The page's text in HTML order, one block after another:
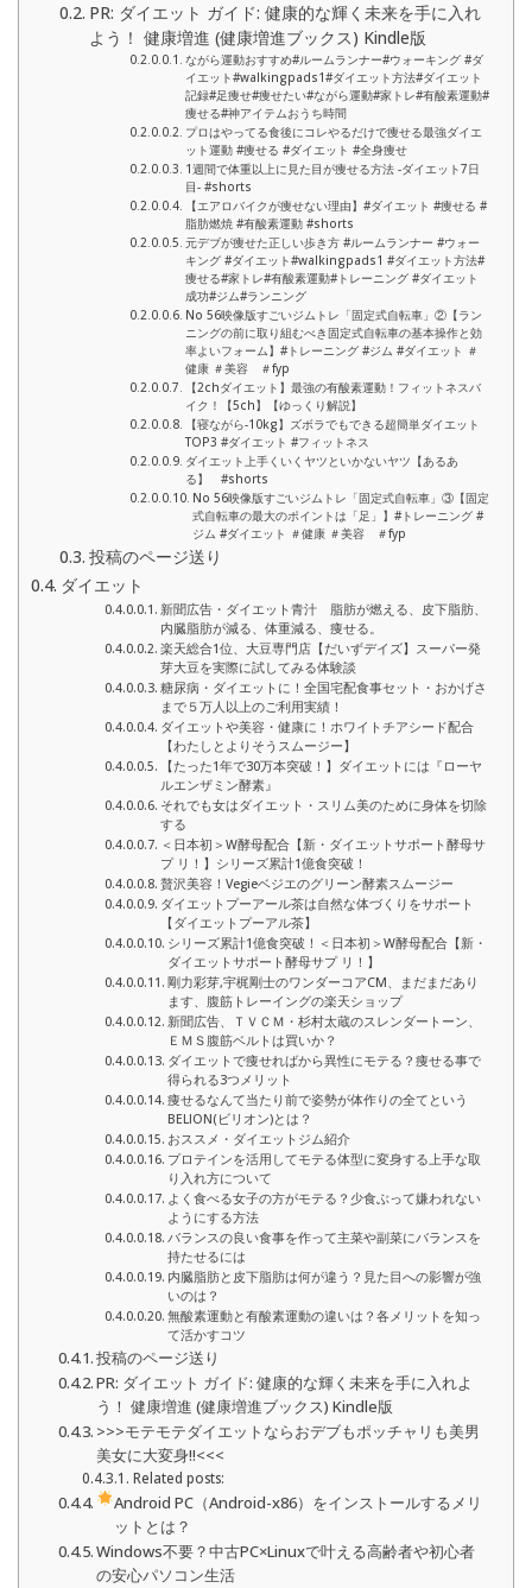
PR: ダイエット ガイド: 健康的な輝く未来を手に入れ
よう！ 健康増進 (健康増進ブックス) Kindle版
ながら運動おすすめ#ルームランナー#ウォーキング #ダ
イエット#walkingpads1#ダイエット方法#ダイエット
記録#足痩せ#痩せたい#ながら運動#家トレ#有酸素運動#
痩せる#神アイテムおうち時間
プロはやってる食後にコレやるだけで痩せる最強ダイエ
ット運動 #痩せる #ダイエット #全身痩せ
1週間で体重以上に見た目が痩せる方法 -ダイエット7日
目- #shorts
【エアロバイクが痩せない理由】#ダイエット #痩せる #
脂肪燃焼 #有酸素運動 #shorts
元デブが痩せた正しい歩き方 #ルームランナー #ウォー
キング #ダイエット#walkingpads1 #ダイエット方法#
痩せる#家トレ#有酸素運動#トレーニング #ダイエット
成功#ジム#ランニング
No 56映像版すごいジムトレ「固定式自転車」②【ラン
ニングの前に取り組むべき固定式自転車の基本操作と効
率よいフォーム】#トレーニング #ジム #ダイエット ＃
健康 ＃美容 ＃fyp
【2chダイエット】最強の有酸素運動！フィットネスバ
イク！【5ch】【ゆっくり解説】
【寝ながら-10kg】ズボラでもできる超簡単ダイエット
TOP3 #ダイエット #フィットネス
ダイエット上手くいくヤツといかないヤツ【あるあ
る】 #shorts
No 56映像版すごいジムトレ「固定式自転車」③【固定
式自転車の最大のポイントは「足」】#トレーニング #
ジム #ダイエット ＃健康 ＃美容 ＃fyp
投稿のページ送り
ダイエット
新聞広告・ダイエット青汁 脂肪が燃える、皮下脂肪、
内臓脂肪が減る、体重減る、痩せる。
楽天総合1位、大豆専門店【だいずデイズ】スーパー発
芽大豆を実際に試してみる体験談
糖尿病・ダイエットに！全国宅配食事セット・おかげさ
まで５万人以上のご利用実績！
ダイエットや美容・健康に！ホワイトチアシード配合
【わたしとよりそうスムージー】
【たった1年で30万本突破！】ダイエットには『ローヤ
ルエンザミン酵素』
それでも女はダイエット・スリム美のために身体を切除
する
＜日本初＞W酵母配合【新・ダイエットサポート酵母サ
プ リ！】シリーズ累計1億食突破！
贅沢美容！Vegieベジエのグリーン酵素スムージー
ダイエットプーアール茶は自然な体づくりをサポート
【ダイエットプーアル茶】
シリーズ累計1億食突破！＜日本初＞W酵母配合【新・
ダイエットサポート酵母サプ リ！】
剛力彩芽,宇梶剛士のワンダーコアCM、まだまだあり
ます、腹筋トレーイングの楽天ショップ
新聞広告、ＴＶＣＭ・杉村太蔵のスレンダートーン、
ＥＭＳ腹筋ベルトは買いか？
ダイエットで痩せればから異性にモテる？痩せる事で
得られる3つメリット
痩せるなんて当たり前で姿勢が体作りの全てという
BELION(ビリオン)とは？
おススメ・ダイエットジム紹介
プロテインを活用してモテる体型に変身する上手な取
り入れ方について
よく食べる女子の方がモテる？少食ぶって嫌われない
ようにする方法
バランスの良い食事を作って主菜や副菜にバランスを
持たせるには
内臓脂肪と皮下脂肪は何が違う？見た目への影響が強
いのは？
無酸素運動と有酸素運動の違いは？各メリットを知っ
て活かすコツ
投稿のページ送り
PR: ダイエット ガイド: 健康的な輝く未来を手に入れよ
う！ 健康増進 (健康増進ブックス) Kindle版
>>>モテモテダイエットならおデブもポッチャリも美男
美女に大変身!!<<<
Related posts:
Android PC（Android-x86）をインストールするメリ
ットとは？
Windows不要？中古PC×Linuxで叶える高齢者や初心者
の安心パソコン生活